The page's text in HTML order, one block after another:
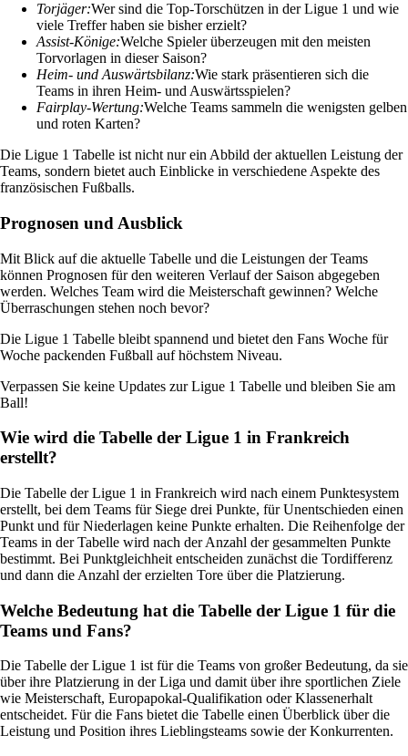
Torjäger:Wer sind die Top-Torschützen in der Ligue 1 und wie
viele Treffer haben sie bisher erzielt?
Assist-Könige:Welche Spieler überzeugen mit den meisten
Torvorlagen in dieser Saison?
Heim- und Auswärtsbilanz:Wie stark präsentieren sich die
Teams in ihren Heim- und Auswärtsspielen?
Fairplay-Wertung:Welche Teams sammeln die wenigsten gelben
und roten Karten?
Die Ligue 1 Tabelle ist nicht nur ein Abbild der aktuellen Leistung der
Teams, sondern bietet auch Einblicke in verschiedene Aspekte des
französischen Fußballs.
Prognosen und Ausblick
Mit Blick auf die aktuelle Tabelle und die Leistungen der Teams
können Prognosen für den weiteren Verlauf der Saison abgegeben
werden. Welches Team wird die Meisterschaft gewinnen? Welche
Überraschungen stehen noch bevor?
Die Ligue 1 Tabelle bleibt spannend und bietet den Fans Woche für
Woche packenden Fußball auf höchstem Niveau.
Verpassen Sie keine Updates zur Ligue 1 Tabelle und bleiben Sie am
Ball!
Wie wird die Tabelle der Ligue 1 in Frankreich
erstellt?
Die Tabelle der Ligue 1 in Frankreich wird nach einem Punktesystem
erstellt, bei dem Teams für Siege drei Punkte, für Unentschieden einen
Punkt und für Niederlagen keine Punkte erhalten. Die Reihenfolge der
Teams in der Tabelle wird nach der Anzahl der gesammelten Punkte
bestimmt. Bei Punktgleichheit entscheiden zunächst die Tordifferenz
und dann die Anzahl der erzielten Tore über die Platzierung.
Welche Bedeutung hat die Tabelle der Ligue 1 für die
Teams und Fans?
Die Tabelle der Ligue 1 ist für die Teams von großer Bedeutung, da sie
über ihre Platzierung in der Liga und damit über ihre sportlichen Ziele
wie Meisterschaft, Europapokal-Qualifikation oder Klassenerhalt
entscheidet. Für die Fans bietet die Tabelle einen Überblick über die
Leistung und Position ihres Lieblingsteams sowie der Konkurrenten.